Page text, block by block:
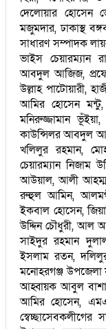
দেলোয়ার হোসেন
মজুমদার, ঢাকাস্থ
সাধারণ সম্পাদক
ভাইস চেয়ারম্যান
আবদুল আজিজ,
উল্লাহ পাটোয়ারী,
আমির হোসেন
মনিরুজ্জামান
কাউন্সিলর আবদুল
খলিলুর রহমান,
চেয়ারম্যান নিজাম
আউয়াল, আলী
রুহুল আমিন,
ইকবাল হোসেন,
উদ্দিন চৌধুরী, আল
সাইদুর রহমান
ইসলাম রতন,
মনোহরগঞ্জ উপজেলা
আহ্বায়ক আবুল
আমির হোসেন,